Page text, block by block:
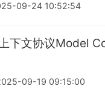
09-24 10:52:54
下文协议Model​
09-19 09:15:00